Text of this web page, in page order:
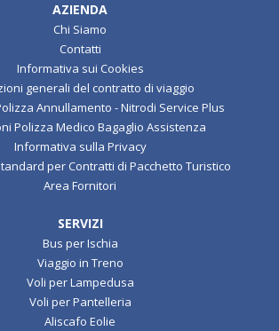
AZIENDA
Chi Siamo
Contatti
Informativa sui Cookies
generali del contratto di viaggio
Annullamento - Nitrodi Service Plus
Polizza Medico Bagaglio Assistenza
Informativa sulla Privacy
per Contratti di Pacchetto Turistico
Area Fornitori
SERVIZI
Bus per Ischia
Viaggio in Treno
Voli per Lampedusa
Voli per Pantelleria
Aliscafo Eolie